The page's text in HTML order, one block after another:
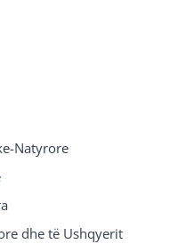
Natyrore
dhe të Ushqyerit